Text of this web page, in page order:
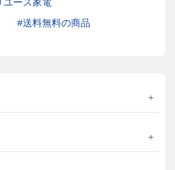
送料無料の商品